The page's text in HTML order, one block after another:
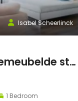
Isabel Scheerlinck
TE HUUR : Mooi, bemeubelde studentenstudio te Asse
1 Bedroom